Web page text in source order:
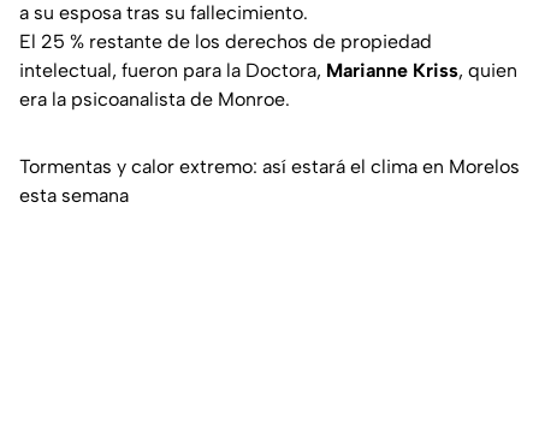
a su esposa tras su fallecimiento.
El 25 % restante de los derechos de propiedad
intelectual, fueron para la Doctora, Marianne Kriss, quien
era la psicoanalista de Monroe.
Tormentas y calor extremo: así estará el clima en Morelos
esta semana